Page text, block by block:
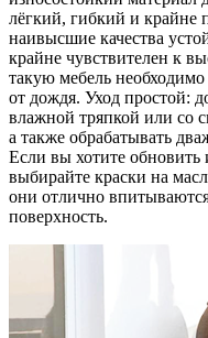
лёгкий, гибкий и крайне
наивысшие качества
крайне чувствителен к
такую мебель
от дождя. Уход простой:
влажной тряпкой или со
а также обрабатывать
Если вы хотите обновить
выбирайте краски на
они отлично
поверхность.